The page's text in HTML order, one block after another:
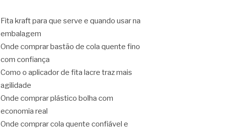
Fita kraft para que serve e quando usar na
embalagem
Onde comprar bastão de cola quente fino
com confiança
Como o aplicador de fita lacre traz mais
agilidade
Onde comprar plástico bolha com
economia real
Onde comprar cola quente confiável e